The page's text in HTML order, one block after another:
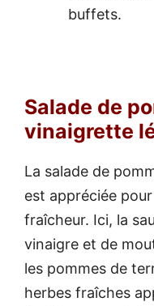
buffets.
Salade de
vinaigrette
La salade de
est appréciée
fraîcheur. Ici, la
vinaigre et de
les pommes de
herbes fraîches